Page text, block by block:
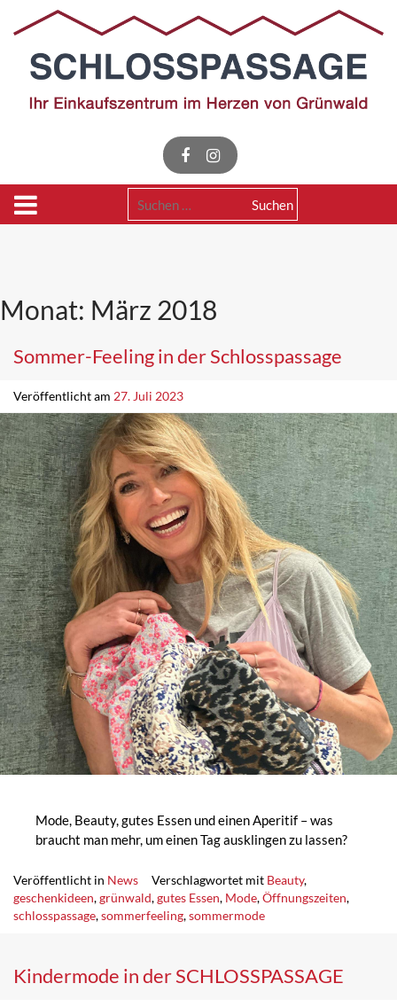
Suchen
Monat: März 2018
Sommer-Feeling in der Schlosspassage
Veröffentlicht am 27. Juli 2023
Mode, Beauty, gutes Essen und einen Aperitif – was
braucht man mehr, um einen Tag ausklingen zu lassen?
Veröffentlicht in News Verschlagwortet mit Beauty,
geschenkideen,grünwald,gutes Essen, Mode,Öffnungszeiten,
schlosspassage,sommerfeeling,sommermode
Kindermode in der SCHLOSSPASSAGE